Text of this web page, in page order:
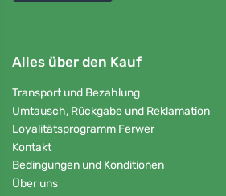
Alles über den Kauf
Transport und Bezahlung
Umtausch, Rückgabe und Reklamation
Loyalitätsprogramm Ferwer
Kontakt
Bedingungen und Konditionen
Über uns